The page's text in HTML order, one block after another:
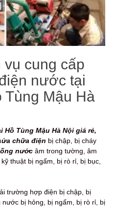
cung cấp
nước tại
Mậu Hà
Tùng Mậu Hà Nội giá rẻ,
chữa điện bị chập, bị cháy
nước âm trong tường, âm
thuật bị ngấm, bị rò rỉ, bị bục,
trường hợp điện bị chập, bị
bị hỏng, bị ngấm, bị rò rỉ, bị